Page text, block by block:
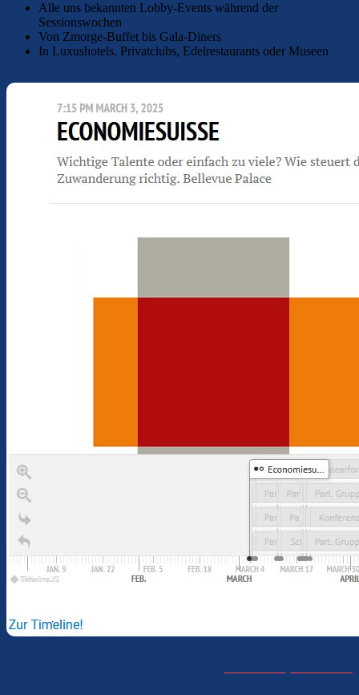
Alle uns bekannten Lobby-Events während der
Sessionswochen
Von Zmorge-Buffet bis Gala-Diners
In Luxushotels, Privatclubs, Edelrestaurants oder Museen